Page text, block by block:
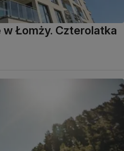
Łomży. Czterolatka